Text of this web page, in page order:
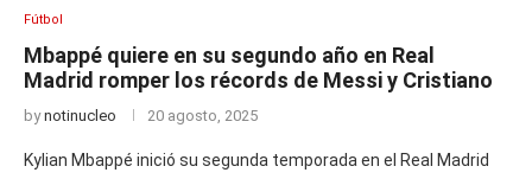
Fútbol
Mbappé quiere en su segundo año en Real
Madrid romper los récords de Messi y Cristiano
bynotinucleo 20 agosto, 2025
Kylian Mbappé inició su segunda temporada en el Real Madrid